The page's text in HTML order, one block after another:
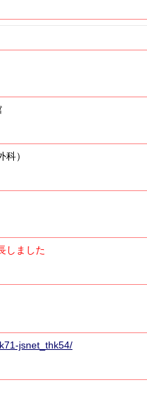
）
しました
jsnet_thk54/